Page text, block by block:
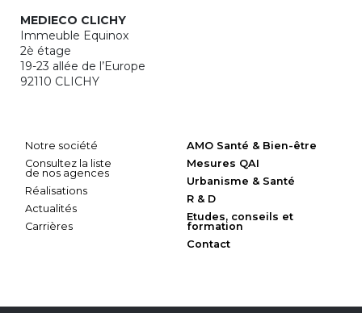
MEDIECO CLICHY
Immeuble Equinox
2è étage
19-23 allée de l’Europe
92110 CLICHY
Notre société
Consultez la liste
de nos agences
Réalisations
Actualités
Carrières
AMO Santé & Bien-être
Mesures QAI
Urbanisme & Santé
R & D
Etudes, conseils et
formation
Contact